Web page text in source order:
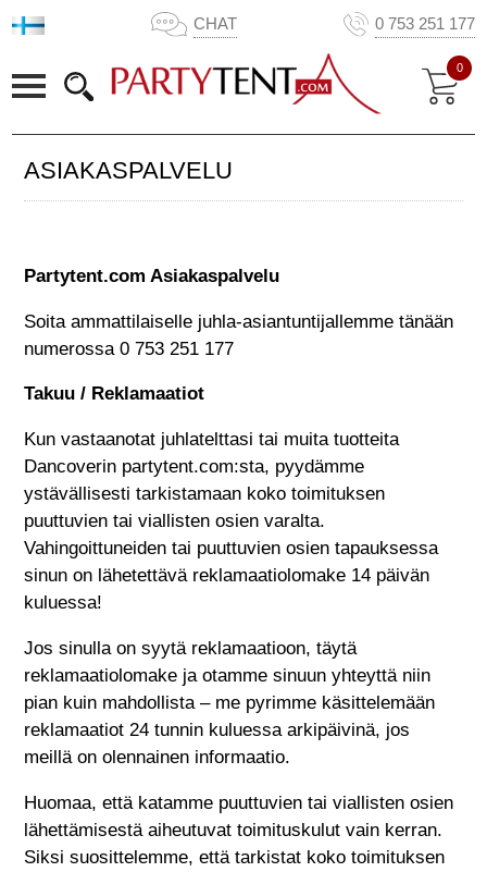
CHAT 0 753 251 177
0
ASIAKASPALVELU
Partytent.com Asiakaspalvelu
Soita ammattilaiselle juhla-asiantuntijallemme tänään
numerossa0 753 251 177
Takuu / Reklamaatiot
Kun vastaanotat juhlatelttasi tai muita tuotteita
Dancoverin partytent.com:sta, pyydämme
ystävällisesti tarkistamaan koko toimituksen
puuttuvien tai viallisten osien varalta.
Vahingoittuneiden tai puuttuvien osien tapauksessa
sinun on lähetettävä reklamaatiolomake 14 päivän
kuluessa!
Jos sinulla on syytä reklamaatioon, täytä
reklamaatiolomake ja otamme sinuun yhteyttä niin
pian kuin mahdollista – me pyrimme käsittelemään
reklamaatiot 24 tunnin kuluessa arkipäivinä, jos
meillä on olennainen informaatio.
Huomaa, että katamme puuttuvien tai viallisten osien
lähettämisestä aiheutuvat toimituskulut vain kerran.
Siksi suosittelemme, että tarkistat koko toimituksen